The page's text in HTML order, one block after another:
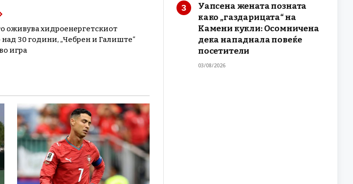
оживува хидроенергетскиот
над 30 години, „Чебрен и Галиште“
игра
Уапсена жената позната
како „газдарицата“ на
Камени кукли: Осомничена
дека нападнала повеќе
посетители
03/08/2026